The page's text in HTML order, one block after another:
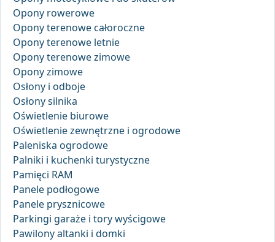
Opony rowerowe
Opony terenowe całoroczne
Opony terenowe letnie
Opony terenowe zimowe
Opony zimowe
Osłony i odboje
Osłony silnika
Oświetlenie biurowe
Oświetlenie zewnętrzne i ogrodowe
Paleniska ogrodowe
Palniki i kuchenki turystyczne
Pamięci RAM
Panele podłogowe
Panele prysznicowe
Parkingi garaże i tory wyścigowe
Pawilony altanki i domki